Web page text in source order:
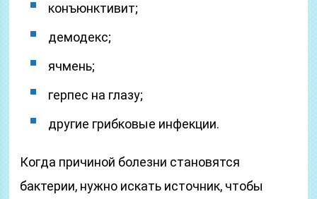
конъюнктивит;
демодекс;
ячмень;
герпес на глазу;
другие грибковые инфекции.
Когда причиной болезни становятся
бактерии, нужно искать источник, чтобы